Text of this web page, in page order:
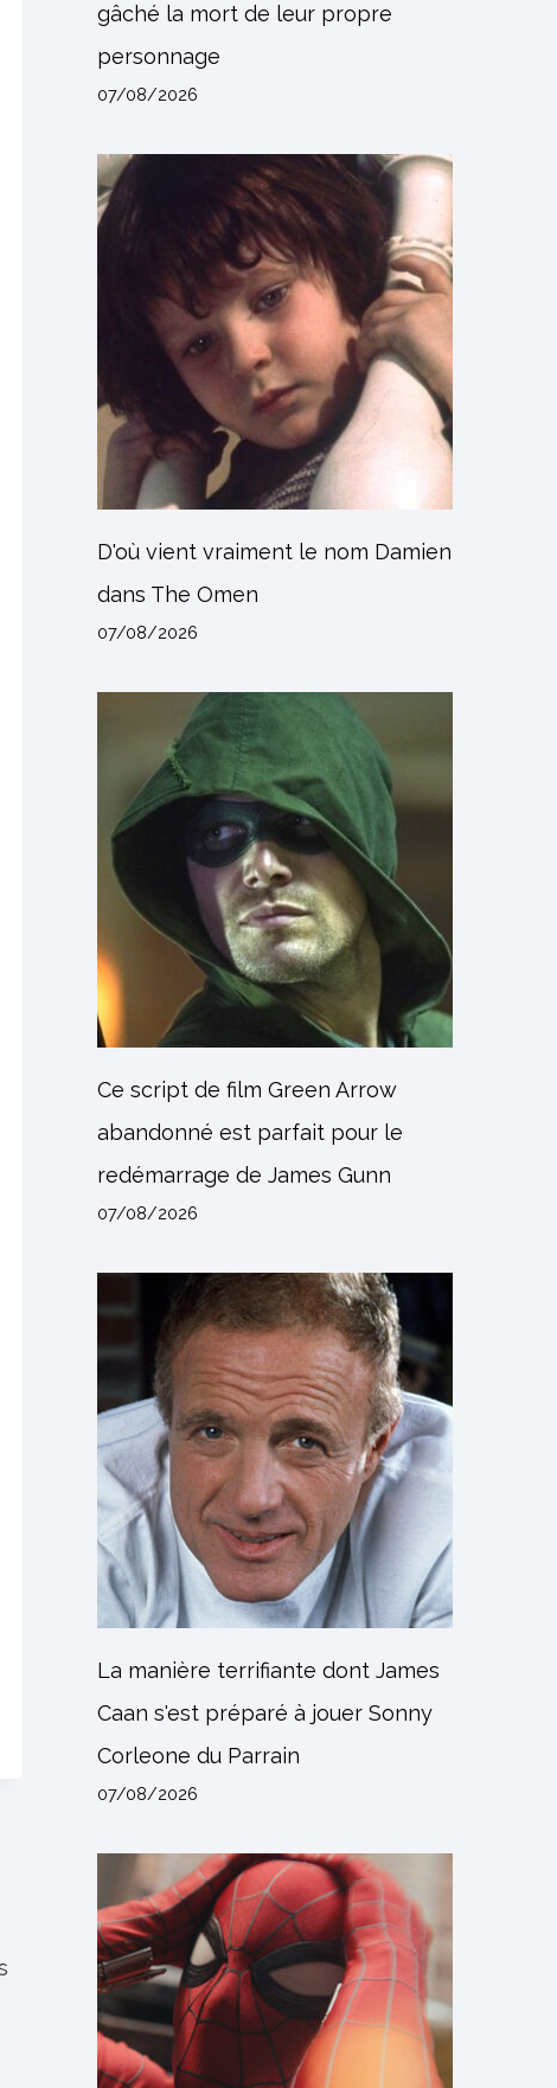
gâché la mort de leur propre
personnage
07/08/2026
D'où vient vraiment le nom Damien
dans The Omen
07/08/2026
Ce script de film Green Arrow
abandonné est parfait pour le
redémarrage de James Gunn
07/08/2026
La manière terrifiante dont James
Caan s'est préparé à jouer Sonny
Corleone du Parrain
07/08/2026